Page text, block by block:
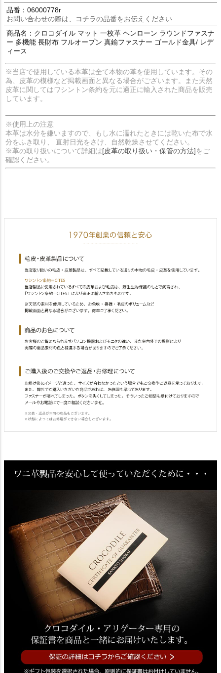
品番：06000778r
お問い合わせの際は、コチラの品番をお伝えください
商品名：クロコダイル マット 一枚革 ヘンローン ラウンドファスナ
ー 多機能 長財布 フルオープン 真鍮ファスナー ゴールド金具/ レデ
ィース
※当店で使用している本革は全て本物の革を使用しています。その
為、皮革の模様など掲載画面と異なる場合がございます。また天然
皮革に関してはワシントン条約を元に適正に輸入された商品を販売
しています。
※使用上の注意
本革は水分を嫌いますので、もし水に濡れたときには乾いた布で水
分をふき取り、 直射日光をさけ、自然乾燥させてください。
※革の取り扱いについて詳細は[皮革の取り扱い・保管の方法]をご
確認ください。